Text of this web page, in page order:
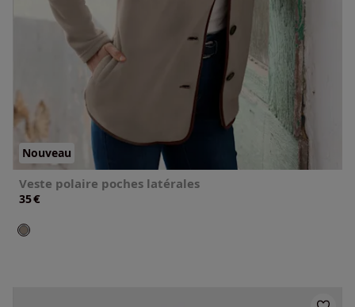
Nouveau
Veste polaire poches latérales
35€